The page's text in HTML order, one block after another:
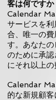
客は何ですか
Calendar
サービスを
合、唯一の
す。あなた
のために承
にそれ以上の
Calendar
的な新規顧客